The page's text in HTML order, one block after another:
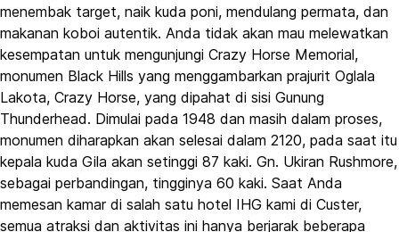
menembak target, naik kuda poni, mendulang permata, dan
makanan koboi autentik. Anda tidak akan mau melewatkan
kesempatan untuk mengunjungi Crazy Horse Memorial,
monumen Black Hills yang menggambarkan prajurit Oglala
Lakota, Crazy Horse, yang dipahat di sisi Gunung
Thunderhead. Dimulai pada 1948 dan masih dalam proses,
monumen diharapkan akan selesai dalam 2120, pada saat itu
kepala kuda Gila akan setinggi 87 kaki. Gn. Ukiran Rushmore,
sebagai perbandingan, tingginya 60 kaki. Saat Anda
memesan kamar di salah satu hotel IHG kami di Custer,
semua atraksi dan aktivitas ini hanya berjarak beberapa